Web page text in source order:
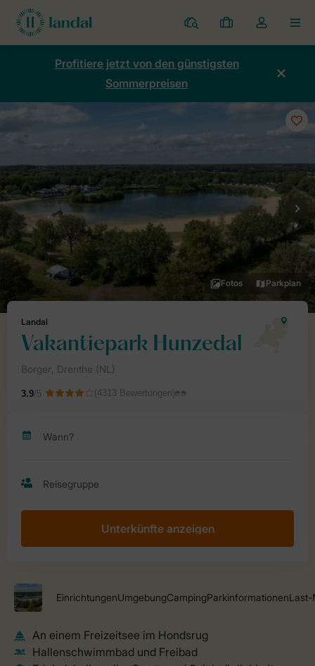
Ferienparks
Meine
Buchungen
Dropdown-
Menü
Kontos
Profitiere jetzt von den günstigsten
Sommerpreisen
Unterkünfte anzeigen